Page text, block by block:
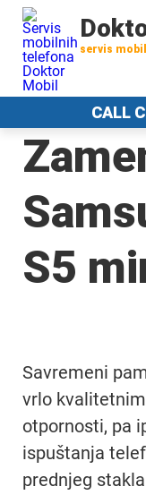
servis
CALL
S5
Savremeni
vrlo
otpornosti, pa
ispuštanja
prednjeg